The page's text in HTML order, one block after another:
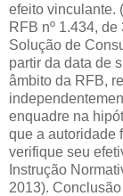
efeito vinculante.
RFB nº 1.434, de
Solução de
partir da data de
âmbito da RFB,
enquadre na
que a autoridade
verifique seu
Instrução
2013).